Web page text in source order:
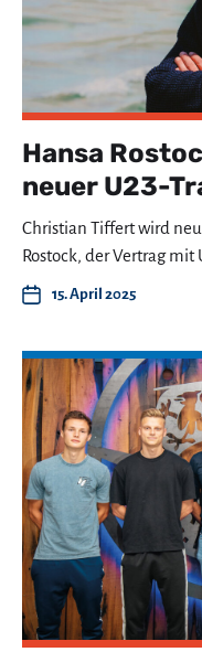
Hansa
neuer U23-
Christian Tiffert wird
Rostock, der Vertrag mit
15. April 2025